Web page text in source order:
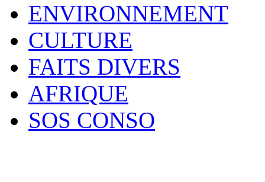
ENVIRONNEMENT
CULTURE
FAITS DIVERS
AFRIQUE
SOS CONSO